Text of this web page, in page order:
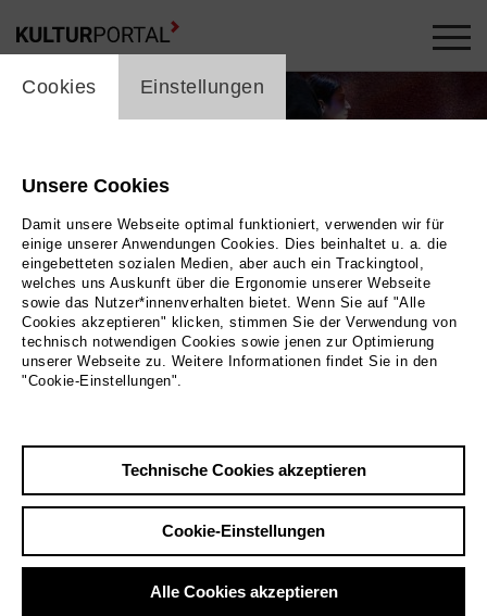
verdeckt ist, trägt einen großen Würfel. |
Übersicht
cookie_layer
Cookies Einstellungen
Unsere Cookies
Damit unsere Webseite optimal funktioniert, verwenden wir für
einige unserer Anwendungen Cookies. Dies beinhaltet u. a. die
eingebetteten sozialen Medien, aber auch ein Trackingtool,
welches uns Auskunft über die Ergonomie unserer Webseite
sowie das Nutzer*innenverhalten bietet. Wenn Sie auf "Alle
Cookies akzeptieren" klicken, stimmen Sie der Verwendung von
technisch notwendigen Cookies sowie jenen zur Optimierung
unserer Webseite zu. Weitere Informationen findet Sie in den
"Cookie-Einstellungen".
Technische Cookies akzeptieren
Cookie-Einstellungen
Alle Cookies akzeptieren